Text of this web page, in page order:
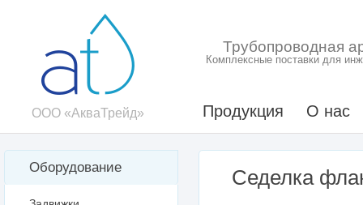
ООО «АкваТрейд»
Трубопроводная
Комплексные поставки для
Продукция О нас
Оборудование Седелка